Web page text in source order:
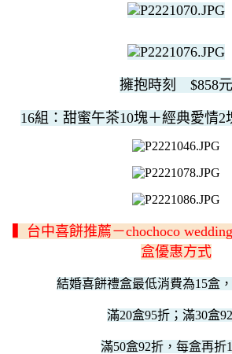
擁抱時刻 $858元
16組：甜蜜午茶10塊＋經典愛情2
▍台中喜餅推薦－chochoco
盒優惠方式
結婚喜餅禮盒最低消費為15盒
滿20盒95折； 滿30盒
滿50盒92折，每盒再折